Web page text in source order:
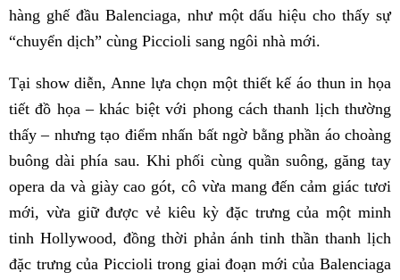
hàng ghế đầu Balenciaga, như một dấu hiệu cho thấy sự
“chuyển dịch” cùng Piccioli sang ngôi nhà mới.
Tại show diễn, Anne lựa chọn một thiết kế áo thun in họa
tiết đồ họa – khác biệt với phong cách thanh lịch thường
thấy – nhưng tạo điểm nhấn bất ngờ bằng phần áo choàng
buông dài phía sau. Khi phối cùng quần suông, găng tay
opera da và giày cao gót, cô vừa mang đến cảm giác tươi
mới, vừa giữ được vẻ kiêu kỳ đặc trưng của một minh
tinh Hollywood, đồng thời phản ánh tinh thần thanh lịch
đặc trưng của Piccioli trong giai đoạn mới của Balenciaga